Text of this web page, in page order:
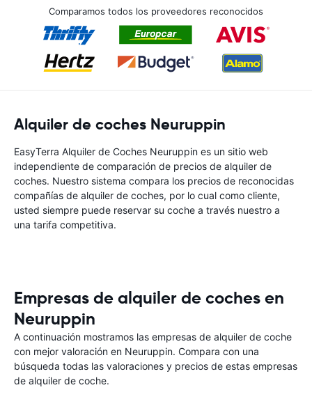
Comparamos todos los proveedores reconocidos
Alquiler de coches Neuruppin
EasyTerra Alquiler de Coches Neuruppin es un sitio web
independiente de comparación de precios de alquiler de
coches. Nuestro sistema compara los precios de reconocidas
compañías de alquiler de coches, por lo cual como cliente,
usted siempre puede reservar su coche a través nuestro a
una tarifa competitiva.
Empresas de alquiler de coches en
Neuruppin
A continuación mostramos las empresas de alquiler de coche
con mejor valoración en Neuruppin. Compara con una
búsqueda todas las valoraciones y precios de estas empresas
de alquiler de coche.